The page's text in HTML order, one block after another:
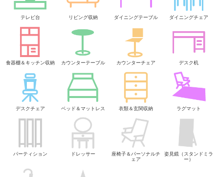
テレビ台 リビング収納 ダイニングテーブル ダイニングチェア
食器棚＆キッチン収納 カウンターテーブル カウンターチェア デスク机
デスクチェア ベッド＆マットレス 衣類＆玄関収納 ラグマット
パーティション ドレッサー
座椅子＆パーソナルチ
ェア
姿見鏡（スタンドミラ
ー）